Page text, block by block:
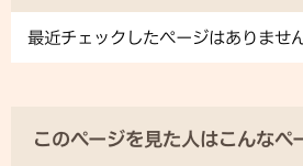
最近チェックしたページはありません
このページを見た人はこんなペ